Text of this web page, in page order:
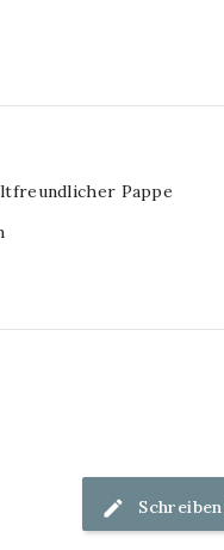
Pappe